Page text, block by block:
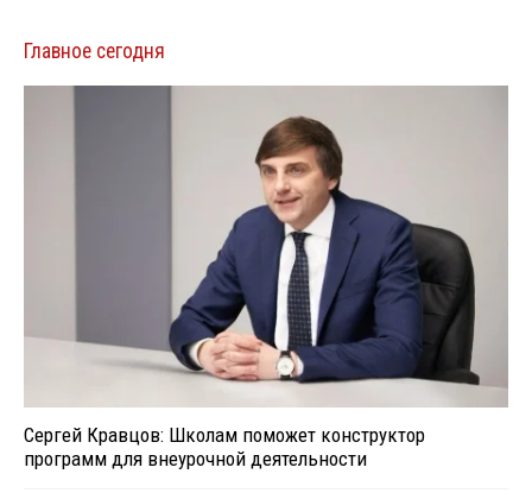
Главное сегодня
Сергей Кравцов: Школам поможет конструктор
программ для внеурочной деятельности